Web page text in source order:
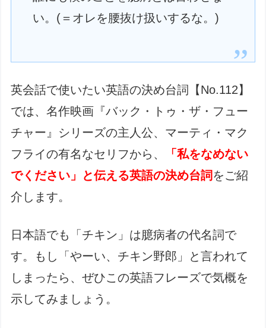
い。(＝オレを腰抜け扱いするな。)
英会話で使いたい英語の決め台詞【No.112】
では、名作映画『バック・トゥ・ザ・フュー
チャー』シリーズの主人公、マーティ・マク
フライの有名なセリフから、
「私をなめない
でください」と伝える英語の決め台詞をご紹
介します。
日本語でも「チキン」は臆病者の代名詞で
す。もし「やーい、チキン野郎」と言われて
しまったら、ぜひこの英語フレーズで気概を
示してみましょう。